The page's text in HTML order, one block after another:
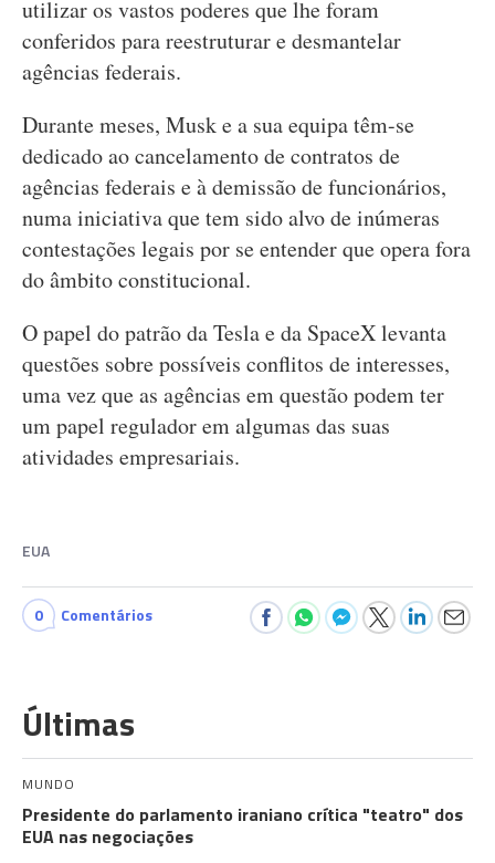
utilizar os vastos poderes que lhe foram
conferidos para reestruturar e desmantelar
agências federais.
Durante meses, Musk e a sua equipa têm-se
dedicado ao cancelamento de contratos de
agências federais e à demissão de funcionários,
numa iniciativa que tem sido alvo de inúmeras
contestações legais por se entender que opera fora
do âmbito constitucional.
O papel do patrão da Tesla e da SpaceX levanta
questões sobre possíveis conflitos de interesses,
uma vez que as agências em questão podem ter
um papel regulador em algumas das suas
atividades empresariais.
EUA
0 Comentários
Últimas
MUNDO
Presidente do parlamento iraniano crítica "teatro" dos
EUA nas negociações